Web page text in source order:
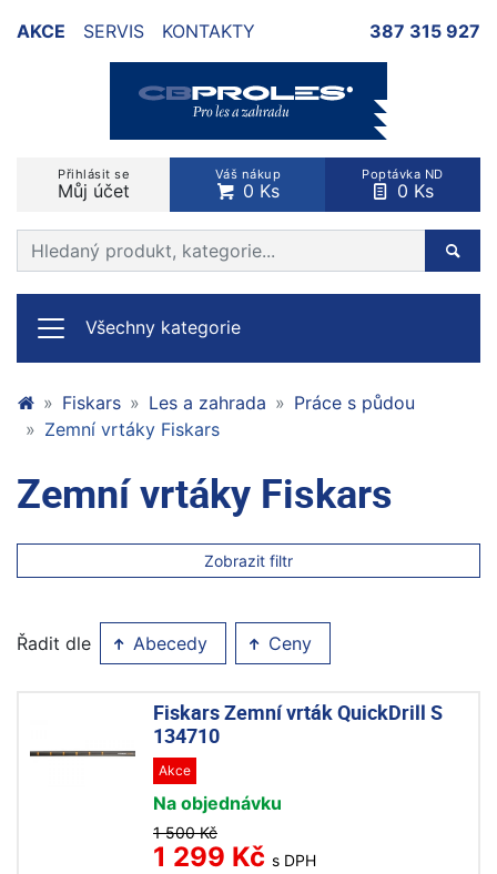
AKCE SERVIS KONTAKTY 387 315 927
Přihlásit se
Můj účet
Váš nákup
0 Ks
Poptávka ND
0 Ks
Prohledat web
Všechny kategorie
Fiskars Les a zahrada
Práce s půdou
Zemní vrtáky Fiskars
Zemní vrtáky Fiskars
Zobrazit filtr
Řadit dle Abecedy Ceny
Fiskars Zemní vrták QuickDrill S
134710
Akce
Na objednávku
1 500 Kč
1 299 Kč s DPH